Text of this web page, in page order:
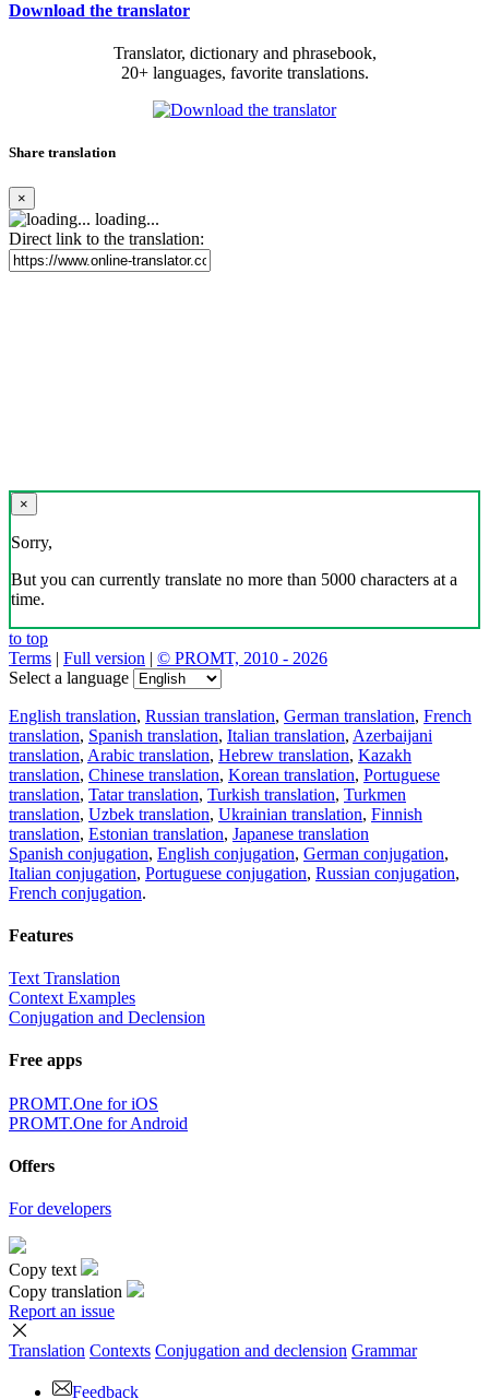
Download the translator
Translator, dictionary and phrasebook,
20+ languages, favorite translations.
Share translation
×
loading...
Direct link to the translation:
×
Sorry,
But you can currently translate no more than 5000 characters at a
time.
to top
Terms | Full version | © PROMT, 2010 - 2026
Select a language
English translation, Russian translation, German translation, French
translation, Spanish translation, Italian translation, Azerbaijani
translation, Arabic translation, Hebrew translation, Kazakh
translation, Chinese translation, Korean translation, Portuguese
translation, Tatar translation, Turkish translation, Turkmen
translation, Uzbek translation, Ukrainian translation, Finnish
translation, Estonian translation, Japanese translation
Spanish conjugation, English conjugation, German conjugation,
Italian conjugation, Portuguese conjugation, Russian conjugation,
French conjugation.
Features
Text Translation
Context Examples
Conjugation and Declension
Free apps
PROMT.One for iOS
PROMT.One for Android
Offers
For developers
Copy text
Copy translation
Report an issue
Translation Contexts Conjugation and declension Grammar
Feedback